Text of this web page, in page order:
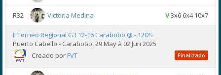
R32 Victoria Medina V3x6 6x4 10x7
II Torneo Regional G3 12-16 Carabobo @ - 12DS
Puerto Cabello - Carabobo, 29 May à 02 Jun 2025
Creado porFVT Finalizado